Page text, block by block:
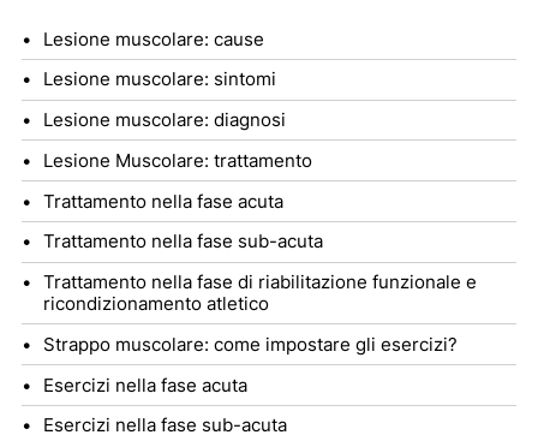
Lesione muscolare: cause
Lesione muscolare: sintomi
Lesione muscolare: diagnosi
Lesione Muscolare: trattamento
Trattamento nella fase acuta
Trattamento nella fase sub-acuta
Trattamento nella fase di riabilitazione funzionale e
ricondizionamento atletico
Strappo muscolare: come impostare gli esercizi?
Esercizi nella fase acuta
Esercizi nella fase sub-acuta